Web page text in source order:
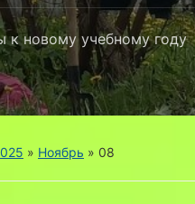
к новому учебному году
» Ноябрь » 08